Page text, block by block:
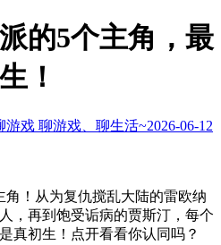
的5个主角，最
！
游戏 聊游戏、聊生活~2026-06-12
！从为复仇搅乱大陆的雷欧纳
，再到饱受诟病的贾斯汀，每个
真初生！点开看看你认同吗？